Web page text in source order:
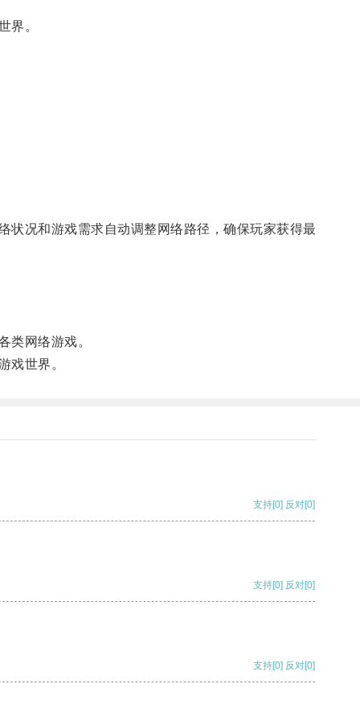
界。
况和游戏需求自动调整网络路径，确保玩家获得最
网络游戏。
戏世界。
支持[0] 反对[0]
支持[0] 反对[0]
支持[0] 反对[0]